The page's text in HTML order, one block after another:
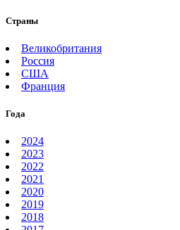
Страны
Великобритания
Россия
США
Франция
Года
2024
2023
2022
2021
2020
2019
2018